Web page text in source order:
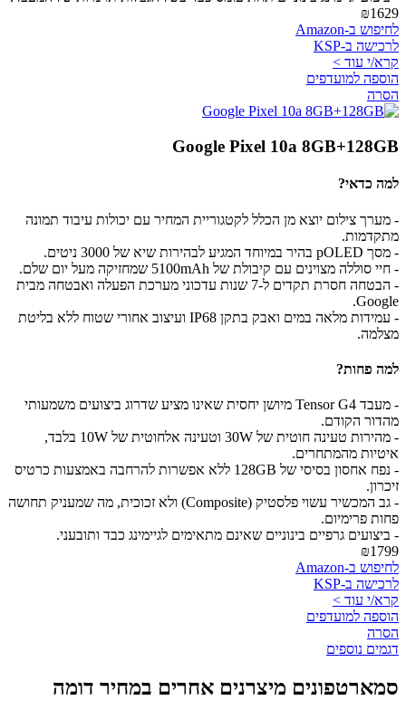
₪1629
לחיפוש ב-Amazon
לרכישה ב-KSP
קרא/י עוד >
הוספה למועדפים
הסרה
Google Pixel 10a 8GB+128GB
למה כדאי?
- מערך צילום יוצא מן הכלל לקטגוריית המחיר עם יכולות עיבוד תמונה
מתקדמות.
- מסך pOLED בהיר במיוחד המגיע לבהירות שיא של 3000 ניטים.
- חיי סוללה מצוינים עם קיבולת של 5100mAh שמחזיקה מעל יום שלם.
- הבטחה חסרת תקדים ל-7 שנות עדכוני מערכת הפעלה ואבטחה מבית
Google.
- עמידות מלאה במים ואבק בתקן IP68 ועיצוב אחורי שטוח ללא בליטת
מצלמה.
למה פחות?
- מעבד Tensor G4 מיושן יחסית שאינו מציע שדרוג ביצועים משמעותי
מהדור הקודם.
- מהירות טעינה חוטית של 30W וטעינה אלחוטית של 10W בלבד,
איטיות מהמתחרים.
- נפח אחסון בסיסי של 128GB ללא אפשרות להרחבה באמצעות כרטיס
זיכרון.
- גב המכשיר עשוי פלסטיק (Composite) ולא זכוכית, מה שמעניק תחושה
פחות פרימיום.
- ביצועים גרפיים בינוניים שאינם מתאימים לגיימינג כבד ותובעני.
₪1799
לחיפוש ב-Amazon
לרכישה ב-KSP
קרא/י עוד >
הוספה למועדפים
הסרה
דגמים נוספים
סמארטפונים מיצרנים אחרים במחיר דומה